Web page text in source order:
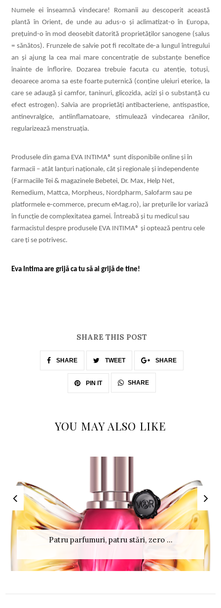
Numele ei înseamnă vindecare! Romanii au descoperit această
plantă în Orient, de unde au adus-o și aclimatizat-o în Europa,
prețuind-o în mod deosebit datorită proprietăților sanogene (salus
= sănătos). Frunzele de salvie pot fi recoltate de-a lungul întregului
an și ajung la cea mai mare concentrație de substanțe benefice
înainte de înflorire. Dozarea trebuie facuta cu atenție, totuși,
deoarece aroma sa este foarte puternică (conține uleiuri eterice, la
care se adaugă și camfor, taninuri, glicozida, acizi și o substanță cu
efect estrogen). Salvia are proprietățiantibacteriene, antispastice,
antinevralgice, antiinflamatoare, stimulează vindecarea rănilor,
regularizează menstruația.
Produsele din gama EVA INTIMA® sunt disponibile online și în
farmacii – atât lanțuri naționale, cât și regionale și independente
(Farmaciile Tei & magazinele Bebetei, Dr. Max, Help Net,
Remedium, Mattca, Morpheus, Nordpharm, Salofarm sau pe
platformele e-commerce, precum eMag.ro), iar prețurile lor variază
în funcție de complexitatea gamei. Întreabă și tu medicul sau
farmacistul despre produsele EVA INTIMA® și optează pentru cele
care ți se potrivesc.
Eva Intima are grijă ca tu să ai grijă de tine!
SHARE THIS POST
SHARE TWEET SHARE
PIN IT SHARE
YOU MAY ALSO LIKE
Patru parfumuri, patru stări, zero ...